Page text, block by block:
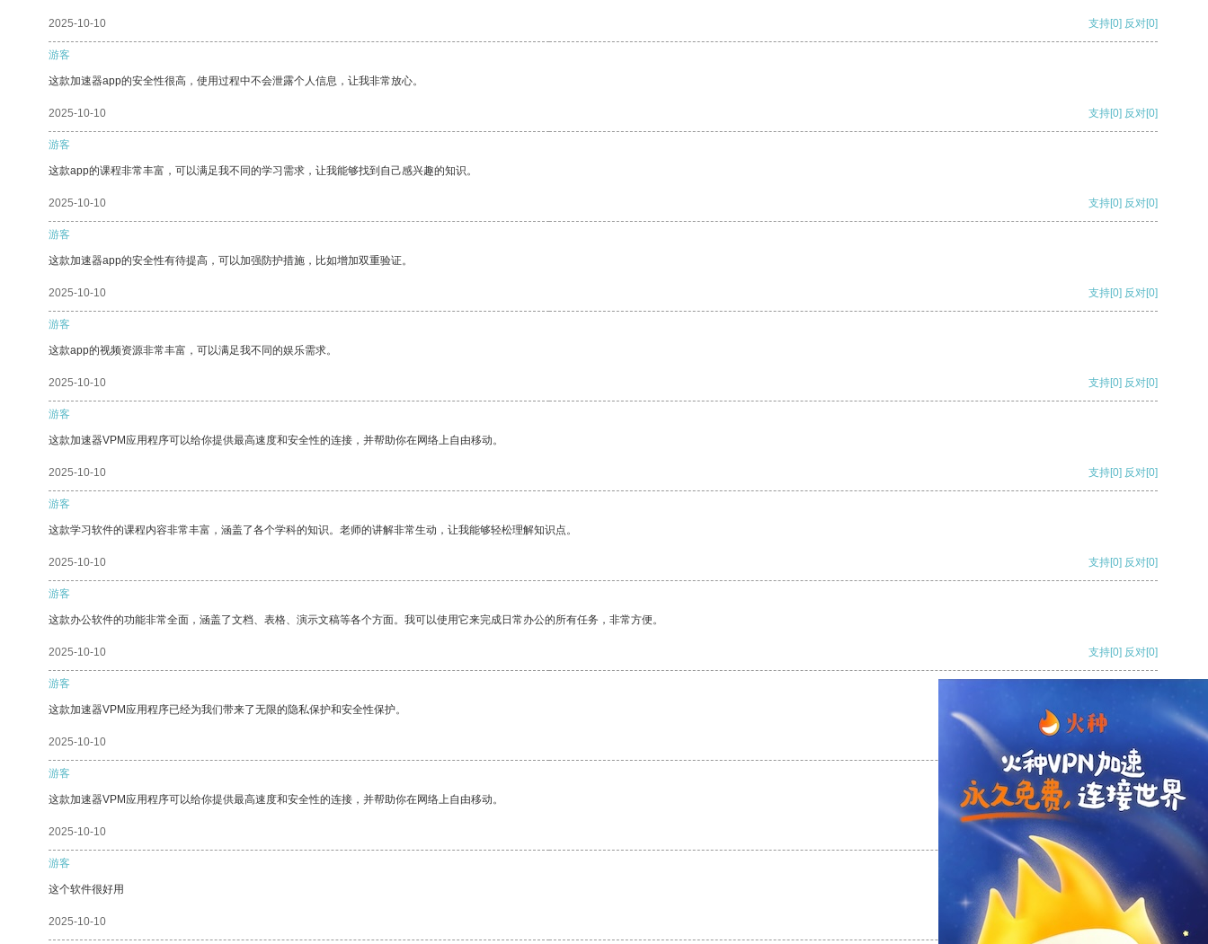
2025-10-10 支持[0] 反对[0]
游客
这款加速器app的安全性很高，使用过程中不会泄露个人信息，让我非常放心。
2025-10-10 支持[0] 反对[0]
游客
这款app的课程非常丰富，可以满足我不同的学习需求，让我能够找到自己感兴趣的知识。
2025-10-10 支持[0] 反对[0]
游客
这款加速器app的安全性有待提高，可以加强防护措施，比如增加双重验证。
2025-10-10 支持[0] 反对[0]
游客
这款app的视频资源非常丰富，可以满足我不同的娱乐需求。
2025-10-10 支持[0] 反对[0]
游客
这款加速器VPM应用程序可以给你提供最高速度和安全性的连接，并帮助你在网络上自由移动。
2025-10-10 支持[0] 反对[0]
游客
这款学习软件的课程内容非常丰富，涵盖了各个学科的知识。老师的讲解非常生动，让我能够轻松理解知识点。
2025-10-10 支持[0] 反对[0]
游客
这款办公软件的功能非常全面，涵盖了文档、表格、演示文稿等各个方面。我可以使用它来完成日常办公的所有任务，非常方便。
2025-10-10 支持[0] 反对[0]
游客
这款加速器VPM应用程序已经为我们带来了无限的隐私保护和安全性保护。
2025-10-10
游客
这款加速器VPM应用程序可以给你提供最高速度和安全性的连接，并帮助你在网络上自由移动。
2025-10-10 反对
游客
这个软件很好用
2025-10-10 反对[0]